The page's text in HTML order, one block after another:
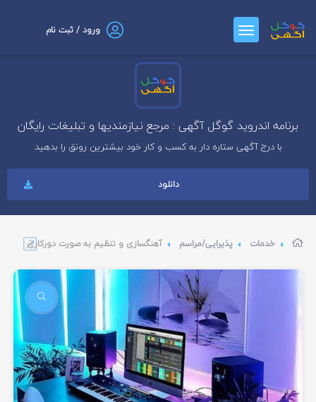
ورود / ثبت نام
برنامه اندروید گوگل آگهی : مرجع نیازمندیها و تبلیغات رایگان
با درج آگهی ستاره دار به کسب و کار خود بیشترین رونق را بدهید
دانلود
خدمات پذیرایی/مراسم آهنگسازی و تنظیم به صورت دورکاری